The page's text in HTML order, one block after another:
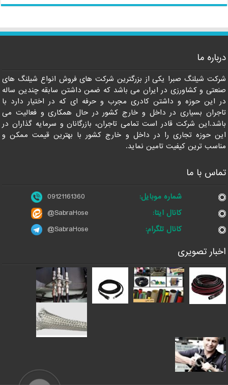
درباره ما
شرکت شیلنگ صبرا یکی از بزرگترین شرکت های فروش انواع شیلنگ های
صنعتی و کشاورزی در ایران می باشد که ضمن داشتن سابقه چندین ساله
در این حوزه و داشتن کادری مجرب و حرفه ای که در اختیار دارد با
تاجران بسیاری در داخل و خارج کشور در حال همکاری و فعالیت می
باشد.این شرکت قادر است تمامی تاجران، بازرگانان و سرمایه گذاران در
این حوزه تجاری را در داخل و خارج کشور با بهترین قیمت ممکن و
مناسب ترین کیفیت تامین نماید.
تماس با ما
شماره موبایل:
09121161360
کانال ایتا:
@SabraHose
کانال تلگرام:
@SabraHose
اخبار تصویری
09121161360